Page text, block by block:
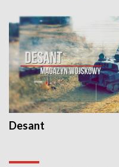
Desant